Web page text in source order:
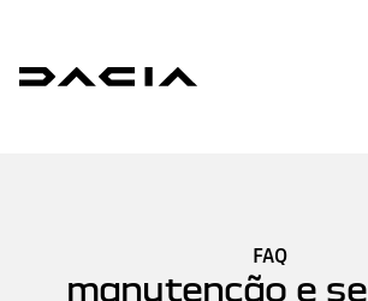
FAQ
manutenção e